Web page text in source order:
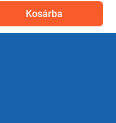
Kosárba